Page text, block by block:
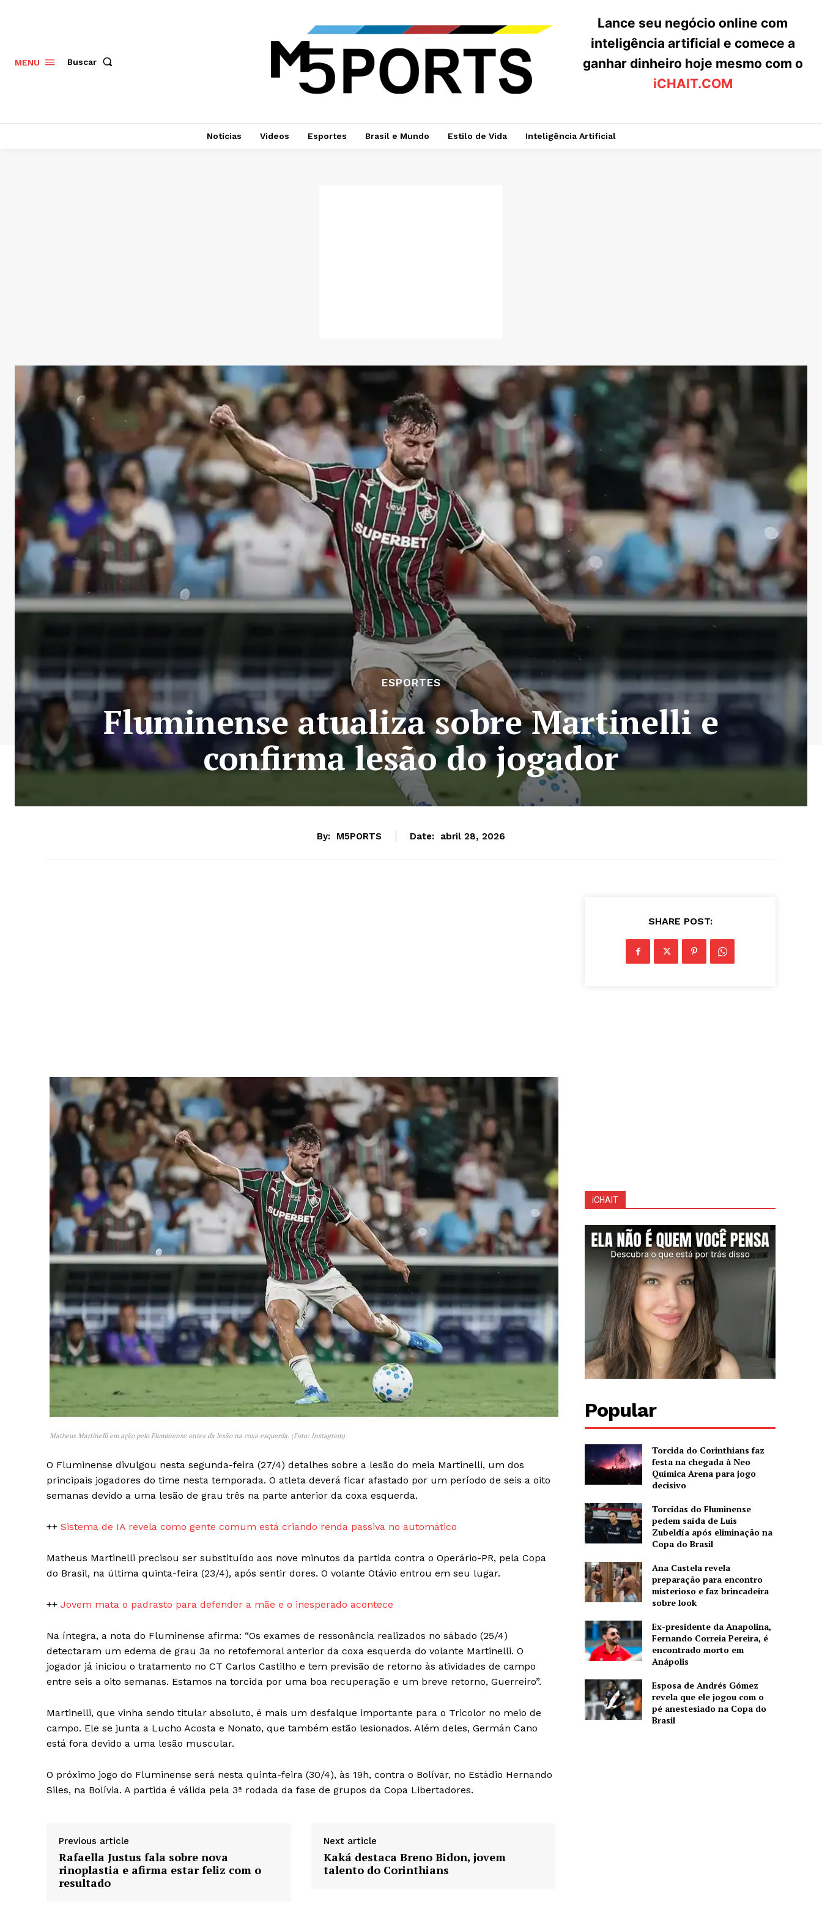
iCHAIT
Aprenda tudo sobre
Inteligência Artificial
SAIBA MAIS
M5PORTS
Sobre Nós
Anuncie
Contato
Transparência Editorial
Termos de Serviços
MENU Buscar
Lance seu negócio online com
inteligência artificial e comece a
ganhar dinheiro hoje mesmo com o
iCHAIT.COM
Notícias Videos Esportes Brasil e Mundo Estilo de Vida Inteligência Artificial
ESPORTES
Fluminense atualiza sobre Martinelli e
confirma lesão do jogador
By: M5PORTS Date: abril 28, 2026
Matheus Martinelli em ação pelo Fluminense antes da lesão na coxa esquerda. (Foto: Instagram)
O Fluminense divulgou nesta segunda-feira (27/4) detalhes sobre a lesão do meia Martinelli, um dos
principais jogadores do time nesta temporada. O atleta deverá ficar afastado por um período de seis a oito
semanas devido a uma lesão de grau três na parte anterior da coxa esquerda.
++ Sistema de IA revela como gente comum está criando renda passiva no automático
Matheus Martinelli precisou ser substituído aos nove minutos da partida contra o Operário-PR, pela Copa
do Brasil, na última quinta-feira (23/4), após sentir dores. O volante Otávio entrou em seu lugar.
++ Jovem mata o padrasto para defender a mãe e o inesperado acontece
Na íntegra, a nota do Fluminense afirma: “Os exames de ressonância realizados no sábado (25/4)
detectaram um edema de grau 3a no retofemoral anterior da coxa esquerda do volante Martinelli. O
jogador já iniciou o tratamento no CT Carlos Castilho e tem previsão de retorno às atividades de campo
entre seis a oito semanas. Estamos na torcida por uma boa recuperação e um breve retorno, Guerreiro”.
Martinelli, que vinha sendo titular absoluto, é mais um desfalque importante para o Tricolor no meio de
campo. Ele se junta a Lucho Acosta e Nonato, que também estão lesionados. Além deles, Germán Cano
está fora devido a uma lesão muscular.
O próximo jogo do Fluminense será nesta quinta-feira (30/4), às 19h, contra o Bolívar, no Estádio Hernando
Siles, na Bolívia. A partida é válida pela 3ª rodada da fase de grupos da Copa Libertadores.
Previous article
Rafaella Justus fala sobre nova
rinoplastia e afirma estar feliz com o
resultado
Next article
Kaká destaca Breno Bidon, jovem
talento do Corinthians
SHARE POST:
iCHAIT
Popular
Torcida do Corinthians faz
festa na chegada à Neo
Química Arena para jogo
decisivo
Torcidas do Fluminense
pedem saída de Luis
Zubeldía após eliminação na
Copa do Brasil
Ana Castela revela
preparação para encontro
misterioso e faz brincadeira
sobre look
Ex-presidente da Anapolina,
Fernando Correia Pereira, é
encontrado morto em
Anápolis
Esposa de Andrés Gómez
revela que ele jogou com o
pé anestesiado na Copa do
Brasil